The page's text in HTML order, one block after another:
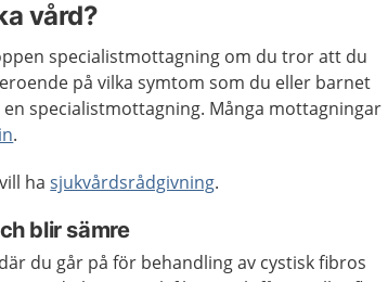
vård?
specialistmottagning om du tror att du
på vilka symtom som du eller barnet
specialistmottagning. Många mottagningar
.
hasjukvårdsrådgivning.
blir sämre
du går på för behandling av cystisk fibros